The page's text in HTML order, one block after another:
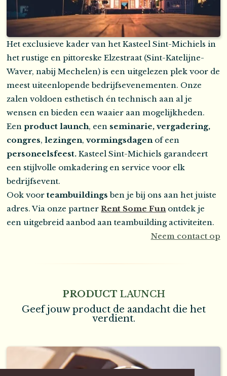
Het exclusieve kader van het Kasteel Sint-Michiels in
het rustige en pittoreske Elzestraat (Sint-Katelijne-
Waver, nabij Mechelen) is een uitgelezen plek voor de
meest uiteenlopende bedrijfsevenementen. Onze
zalen voldoen esthetisch én technisch aan al je
wensen en bieden een waaier aan mogelijkheden.
Eenproduct launch, een seminarie, vergadering,
congres,lezingen,vormingsdagen of een
personeelsfeest.Kasteel Sint-Michiels garandeert
een stijlvolle omkadering en service voor elk
bedrijfsevent.
Ook voorteambuildings ben je bij ons aan het juiste
adres. Via onze partnerRent Some Fun ontdek je
een uitgebreid aanbod aan teambuilding activiteiten.
Neem contact op
PRODUCT LAUNCH
Geef jouw product de aandacht die het
verdient.